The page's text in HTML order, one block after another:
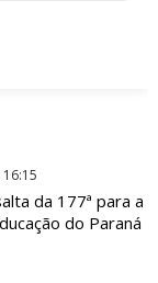
da 177ª para a
do Paraná